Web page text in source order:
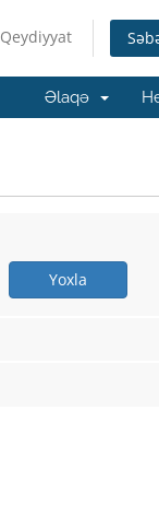
Qeydiyyat
Əlaqə
Yoxla